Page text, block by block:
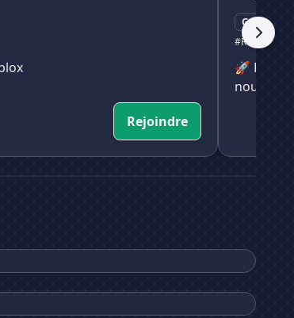
Rejoindre
Gaming
#Roblox
🚀
nouveau